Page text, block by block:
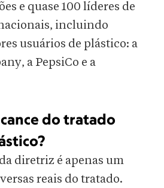
e quase 100 líderes de
incluindo
usuários de plástico: a
a PepsiCo e a
do tratado
diretriz é apenas um
reais do tratado.